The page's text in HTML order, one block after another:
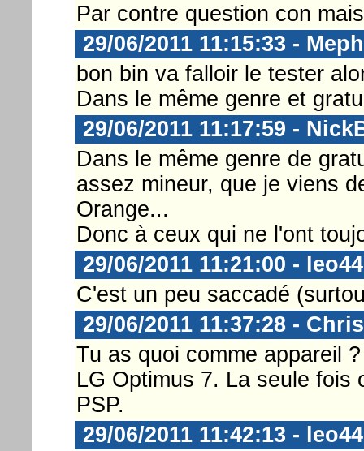
Par contre question con
29/06/2011 11:15:33 -
bon bin va falloir le tester
Dans le même genre et
29/06/2011 11:17:59 -
Dans le même genre de
assez mineur, que je viens
Orange...
Donc à ceux qui ne l'ont
29/06/2011 11:21:00 - leo44
C'est un peu saccadé
29/06/2011 11:37:28 -
Tu as quoi comme appareil
LG Optimus 7. La seule fois
PSP.
29/06/2011 11:42:13 - leo44